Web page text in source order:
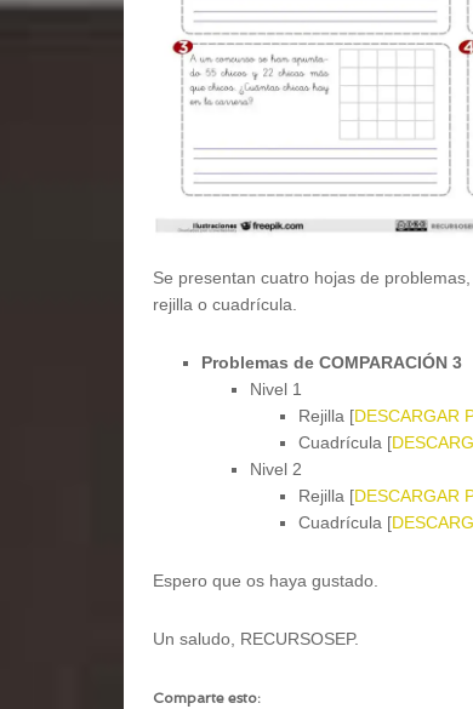
Se presentan cuatro hojas de
rejilla o cuadrícula.
Problemas de COMPARACIÓN 3
Nivel 1
Rejilla [DESCARGAR
Cuadrícula [
Nivel 2
Rejilla [DESCARGAR
Cuadrícula [
Espero que os haya gustado.
Un saludo, RECURSOSEP.
Comparte esto: